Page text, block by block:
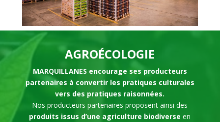
AGROÉCOLOGIE
MARQUILLANES encourage ses producteurs
partenaires à convertir les pratiques culturales
vers des pratiques raisonnées.
Nos producteurs partenaires proposent ainsi des
produits issus d’une agriculture biodiverse en